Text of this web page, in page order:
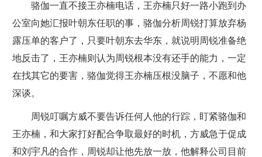
骆伽一直不接王亦楠电话，王亦楠只好一路小跑到办
公室向她汇报叶朝东任职的事，骆伽分析周锐打算放弃杨
露压单的客户了，只要叶朝东去华东，就说明周锐准备绝
地反击了，王亦楠则认为周锐根本没有还手的能力，一定
在找其它的要害，骆伽觉得王亦楠压根没脑子，不愿和他
深谈。
周锐叮嘱方威不要告诉任何人他的行踪，盯紧骆伽和
王亦楠，和大家打好配合争取最好的时机，方威急于促成
和刘宇凡的合作，周锐却让他先放一放，他解释公司目前